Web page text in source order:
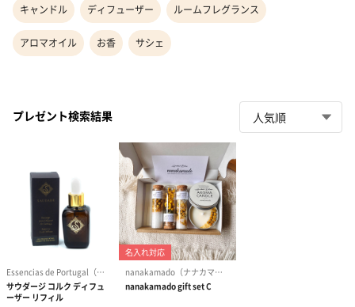
キャンドル ディフューザー ルームフレグランス
アロマオイル お香 サシェ
プレゼント検索結果